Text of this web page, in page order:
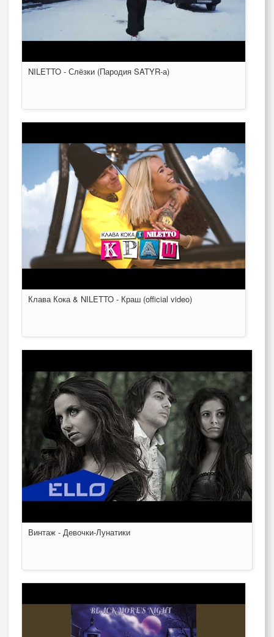
NILETTO - Слёзки (Пародия SATYR-а)
Клава Кока & NILETTO - Краш (official video)
Винтаж - Девочки-Лунатики